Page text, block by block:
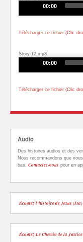
00:00
Télécharger ce fichier (Clic
Story-12.mp3
00:00
Télécharger ce fichier (Clic
Audio
Des histoires audios et des
Nous recommandons que
bas. Contactez-nous pour en
Écoutez l'histoire de Jésus (Isa)
Écoutez Le Chemin de la